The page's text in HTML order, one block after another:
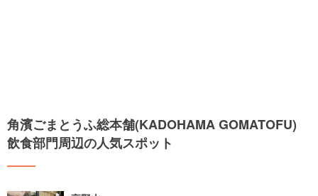
角濱ごまとうふ総本舗(KADOHAMA GOMATOFU)
飲食部門周辺の人気スポット